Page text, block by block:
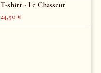
T-shirt - Le Chasseur
24,50 €